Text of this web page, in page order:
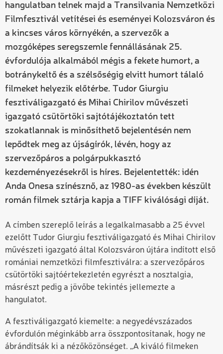
hangulatban telnek majd a Transilvania Nemzetközi
Filmfesztivál vetítései és eseményei Kolozsváron és
a kincses város környékén, a szervezők a
mozgóképes seregszemle fennállásának 25.
évfordulója alkalmából mégis a fekete humort, a
botránykeltő és a szélsőségig elvitt humort tálaló
filmeket helyezik előtérbe. Tudor Giurgiu
fesztiváligazgató és Mihai Chirilov művészeti
igazgató csütörtöki sajtótájékoztatón tett
szokatlannak is minősíthető bejelentésén nem
lepődtek meg az újságírók, lévén, hogy az
szervezőpáros a polgárpukkasztó
kezdeményezésekről is híres. Bejelentették: idén
Anda Onesa színésznő, az 1980-as években készült
román filmek sztárja kapja a TIFF kiválósági díját.
A címben szereplő leírás a legalkalmasabb a 25 évvel
ezelőtt Tudor Giurgiu fesztiváligazgató és Mihai Chirilov
művészeti igazgató által Kolozsváron újtára indított első
romániai nemzetközi filmfesztiválra: a szervezőpáros
csütörtöki sajtóértekezletén egyrészt a nosztalgia,
másrészt pedig a jövőbe tekintés jellemezte a
hangulatot.
A fesztiváligazgató kiemelte: a negyedévszázados
évfordulón méginkább arra összpontosítanak, hogy ne
ábrándítsák ki a nézőközönséget. „A kiváló filmeken